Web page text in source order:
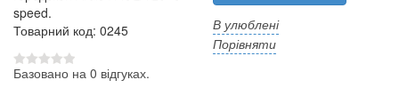
speed.
Товарний код: 0245
Базовано на 0 відгуках.
В улюблені
Порівняти